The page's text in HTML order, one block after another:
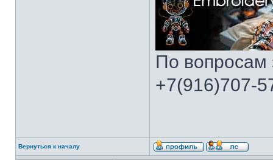
По вопросам
+7(916)707-
Вернуться к началу